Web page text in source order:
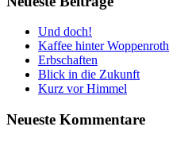
Und doch!
Kaffee hinter Woppenroth
Erbschaften
Blick in die Zukunft
Kurz vor Himmel
Neueste Kommentare